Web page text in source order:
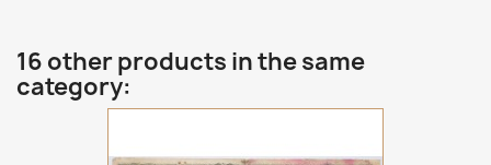
16 other products in the same
category: